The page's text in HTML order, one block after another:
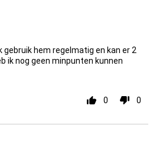
hem regelmatig en kan er 2
ik nog geen minpunten kunnen
0 0